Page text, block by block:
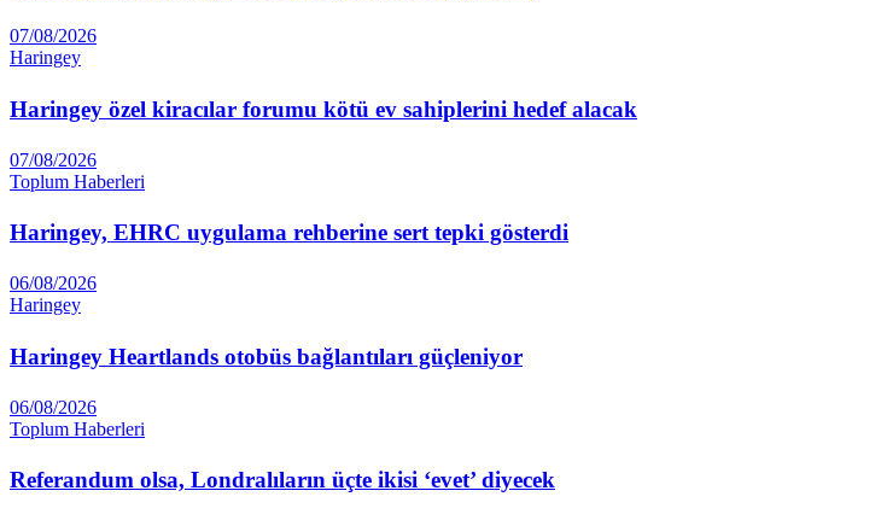
07/08/2026
Haringey
Haringey özel kiracılar forumu kötü ev sahiplerini hedef alacak
07/08/2026
Toplum Haberleri
Haringey, EHRC uygulama rehberine sert tepki gösterdi
06/08/2026
Haringey
Haringey Heartlands otobüs bağlantıları güçleniyor
06/08/2026
Toplum Haberleri
Referandum olsa, Londralıların üçte ikisi ‘evet’ diyecek